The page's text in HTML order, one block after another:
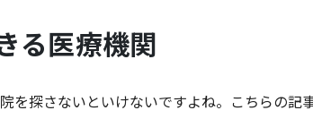
る医療機関
を探さないといけないですよね。こちらの記